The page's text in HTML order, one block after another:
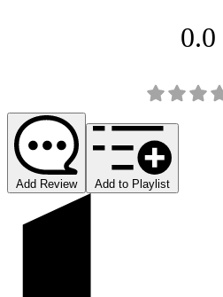
0.0
Add Review Add to Playlist